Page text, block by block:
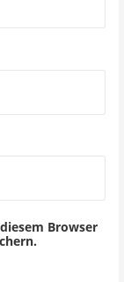
Browser